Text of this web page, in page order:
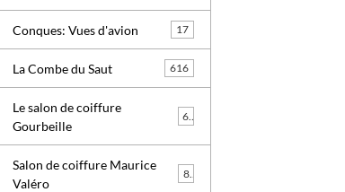
Conques: Vues d'avion 17
La Combe du Saut 616
Le salon de coiffure
Gourbeille
Salon de coiffure Maurice
Valéro
8